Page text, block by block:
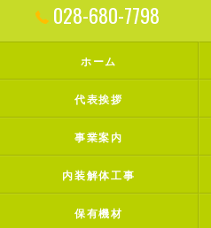
028-680-7798
ホーム
代表挨拶
事業案内
内装解体工事
保有機材